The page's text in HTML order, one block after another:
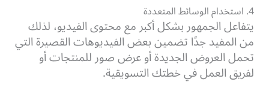
4. استخدام الوسائط المتعددة
يتفاعل الجمهور بشكل أكبر مع محتوى الفيديو، لذلك
من المفيد جدًا تضمين بعض الفيديوهات القصيرة التي
تحمل العروض الجديدة أو عرض صور للمنتجات أو
لفريق العمل في خطتك التسويقية.